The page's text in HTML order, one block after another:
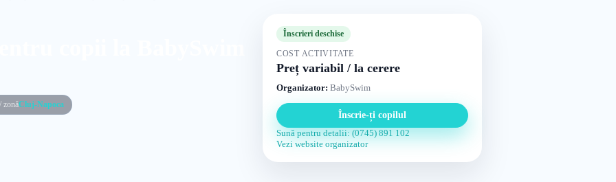
zonăCluj-Napoca
Înscrieri deschise
COST ACTIVITATE
Preț variabil / la cerere
Organizator: BabySwim
Înscrie-ți copilul
Sună pentru detalii: (0745) 891 102
Vezi website organizator